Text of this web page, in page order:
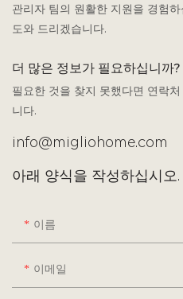
관리자 팀의 원활한 지원을 경험
도와 드리겠습니다.
더 많은 정보가 필요하십니까?
필요한 것을 찾지 못했다면 연락
니다.
info@migliohome.com
아래 양식을 작성하십시오.
이름
이메일